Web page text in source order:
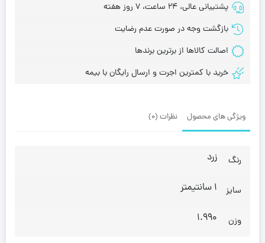
پشتیبانی عالی، 24 ساعت، 7 روز هفته
بازگشت وجه در صورت عدم رضایت
اصالت کالاها از برترین برندها
خرید با کمترین اجرت و ارسال رایگان با بیمه
ویژگی های محصول نظرات (0)
رنگ زرد
سایز 1 سانتیمتر
وزن 1.990